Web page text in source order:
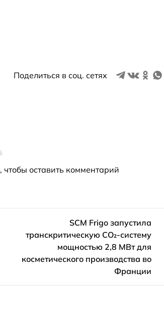
Поделиться в соц. сетях
, чтобы оставить комментарий
SCM Frigo запустила
транскритическую CO₂-систему
мощностью 2,8 МВт для
косметического производства во
Франции